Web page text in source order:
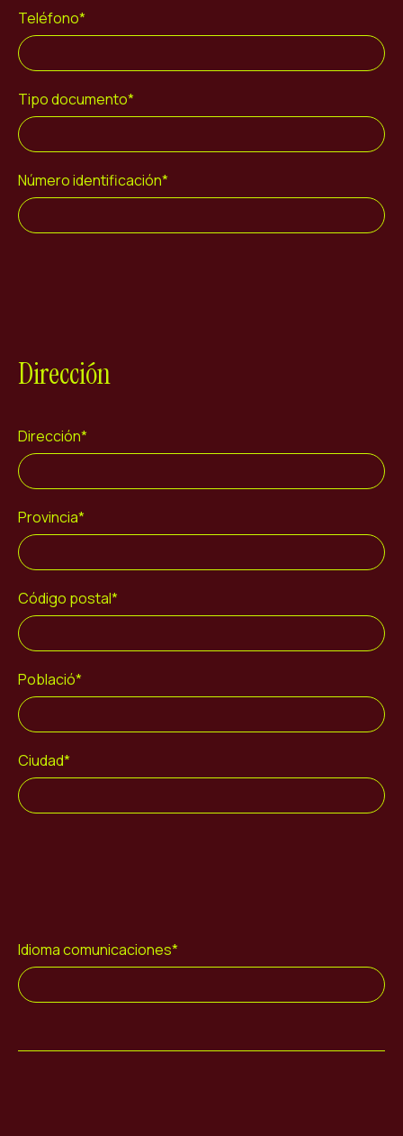
Teléfono*
Tipo documento*
Número identificación*
Dirección
Dirección*
Provincia*
Código postal*
Població*
Ciudad*
Idioma comunicaciones*